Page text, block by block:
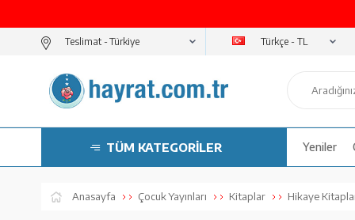
Teslimat - Türkçe - TL
TÜM KATEGORİLER Yeniler
Anasayfa Çocuk Yayınları Kitaplar Hikaye